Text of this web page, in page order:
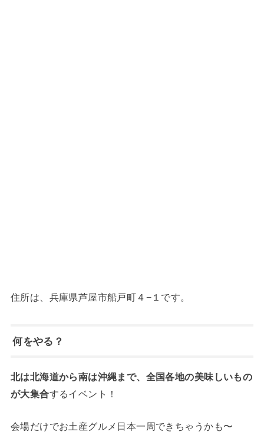
住所は、兵庫県芦屋市船戸町４−１です。
何をやる？
北は北海道から南は沖縄まで、全国各地の美味しいもの
が大集合するイベント！
会場だけでお土産グルメ日本一周できちゃうかも〜